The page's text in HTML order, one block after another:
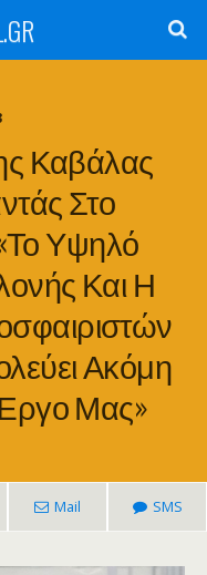
Καβάλας
Στο
«Το Υψηλό
Και Η
Ακόμη
Μας»
Mail SMS